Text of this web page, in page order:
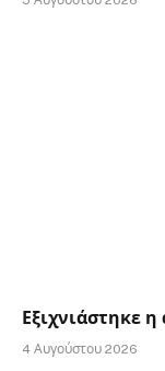
Εξιχνιάστηκε
4 Αυγούστου 2026